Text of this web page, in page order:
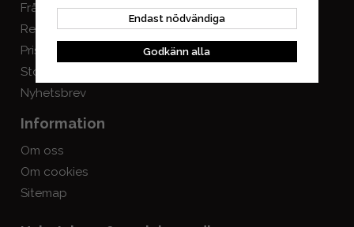
Frågor & svar
Registrera retur
Prisgaranti
Storlekstabeller
Nyhetsbrev
Skapa konto
Information
Om oss
Om cookies
Sitemap
Endast nödvändiga
Godkänn alla